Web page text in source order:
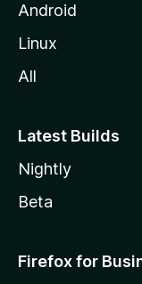
Android
Linux
All
Latest Builds
Nightly
Beta
Firefox for